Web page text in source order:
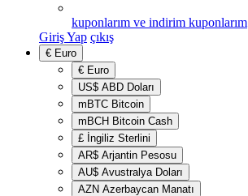
kuponlarım ve indirim kuponlarım
Giriş Yap çıkış
€ Euro
€ Euro
US$ ABD Doları
mBTC Bitcoin
mBCH Bitcoin Cash
£ İngiliz Sterlini
AR$ Arjantin Pesosu
AU$ Avustralya Doları
AZN Azerbaycan Manatı